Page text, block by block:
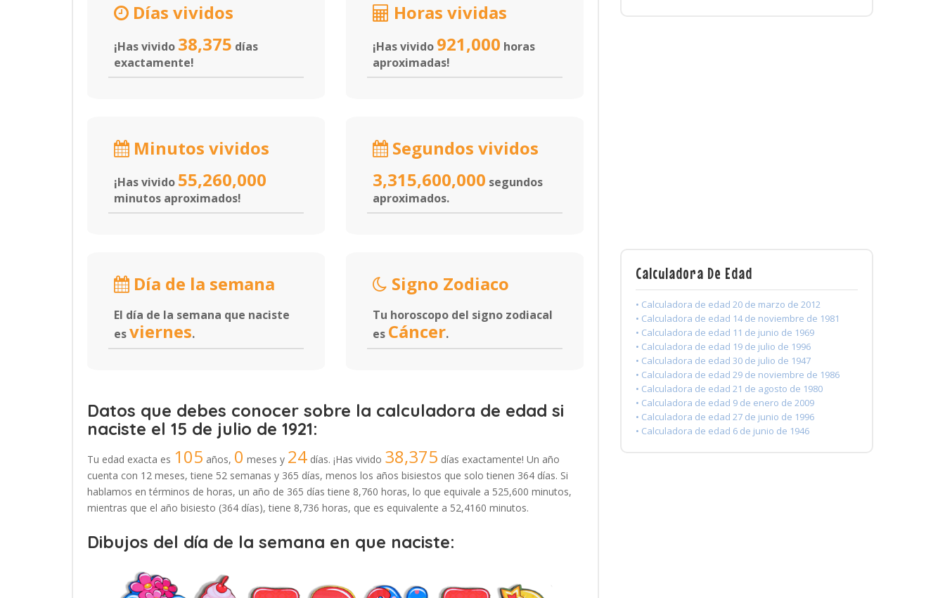
Días vividos
¡Has vivido 38,375 días
exactamente!
Horas vividas
¡Has vivido 921,000 horas
aproximadas!
Minutos vividos
¡Has vivido 55,260,000
minutos aproximados!
Segundos vividos
3,315,600,000 segundos
aproximados.
Día de la semana
El día de la semana que naciste
esviernes.
Signo Zodiaco
Tu horoscopo del signo zodiacal
es Cáncer.
Datos que debes conocer sobre la calculadora de edad si
naciste el 15 de julio de 1921:
Tu edad exacta es 105 años, 0 meses y 24 días. ¡Has vivido 38,375 días exactamente! Un año
cuenta con 12 meses, tiene 52 semanas y 365 días, menos los años bisiestos que solo tienen 364 días. Si
hablamos en términos de horas, un año de 365 días tiene 8,760 horas, lo que equivale a 525,600 minutos,
mientras que el año bisiesto (364 días), tiene 8,736 horas, que es equivalente a 52,4160 minutos.
Dibujos del día de la semana en que naciste:
Calculadora De Edad
• Calculadora de edad 20 de marzo de 2012
• Calculadora de edad 14 de noviembre de 1981
• Calculadora de edad 11 de junio de 1969
• Calculadora de edad 19 de julio de 1996
• Calculadora de edad 30 de julio de 1947
• Calculadora de edad 29 de noviembre de 1986
• Calculadora de edad 21 de agosto de 1980
• Calculadora de edad 9 de enero de 2009
• Calculadora de edad 27 de junio de 1996
• Calculadora de edad 6 de junio de 1946